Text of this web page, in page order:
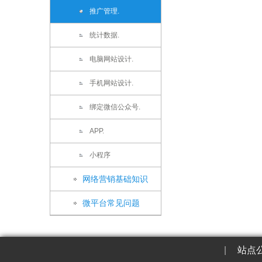
推广管理.
统计数据.
电脑网站设计.
手机网站设计.
绑定微信公众号.
APP.
小程序
网络营销基础知识
微平台常见问题
站点